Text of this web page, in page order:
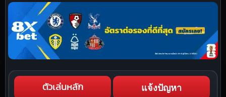
ตัวเล่นหลัก แจ้งปัญหา